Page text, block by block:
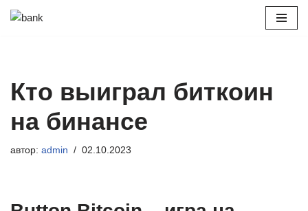
Кто выиграл биткоин
на бинансе
автор: admin 02.10.2023